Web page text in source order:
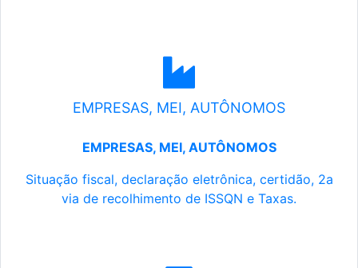
EMPRESAS, MEI, AUTÔNOMOS
EMPRESAS, MEI, AUTÔNOMOS
Situação fiscal, declaração eletrônica, certidão, 2a
via de recolhimento de ISSQN e Taxas.